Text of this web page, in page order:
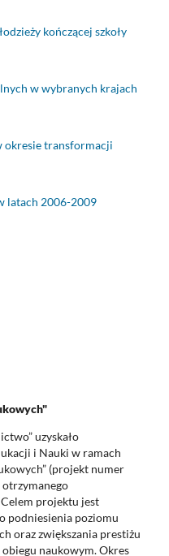
kończącej szkoły
w wybranych krajach
okresie transformacji
latach 2006-2009
uzyskało
i Nauki w ramach
(projekt numer
projektu jest
podniesienia poziomu
oraz zwiększania prestiżu
naukowym. Okres